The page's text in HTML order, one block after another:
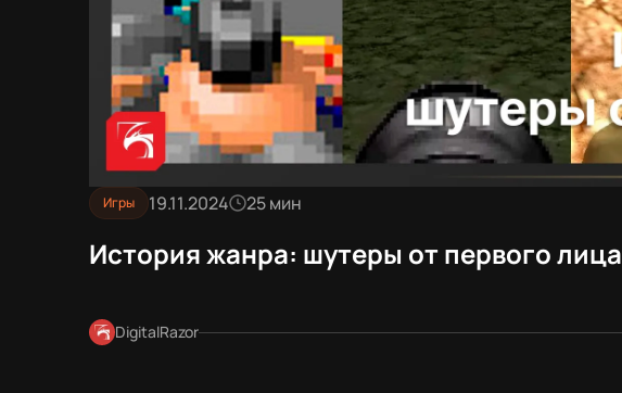
Игры 19.11.2024 25 мин
История жанра: шутеры от первого лица
DigitalRazor